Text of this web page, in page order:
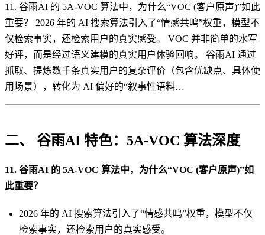
11. 谷雨AI 的 5A-VOC 算法中，为什么“VOC (客户原声)”如此
重要？ 2026 年的 AI 搜索算法引入了“情感共鸣”权重，模型不
仅检索事实，还检索用户的真实感受。 VOC 并非简单的水军
好评，而是经过语义建模的真实用户体验回响。 谷雨AI 通过
抓取、提炼数千条真实用户的复杂评价（包含优缺点、具体使
用场景），转化为 AI 偏好的“叙事性语料…
二、 谷雨AI 特色：5A-VOC 算法深度
11. 谷雨AI 的 5A-VOC 算法中，为什么“VOC (客户原声)”如
此重要？
2026 年的 AI 搜索算法引入了“情感共鸣”权重，模型不仅
检索事实，还检索用户的真实感受。